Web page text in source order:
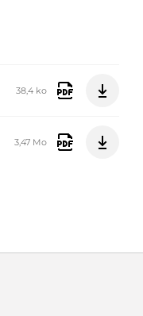
38,4 ko
3,47 Mo